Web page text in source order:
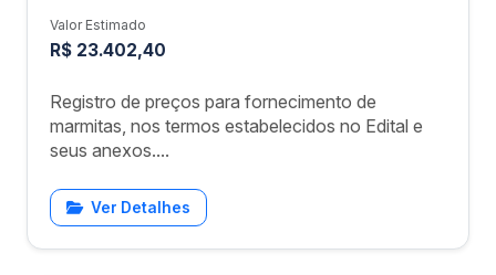
Valor Estimado
R$ 23.402,40
Registro de preços para fornecimento de
marmitas, nos termos estabelecidos no Edital e
seus anexos....
Ver Detalhes